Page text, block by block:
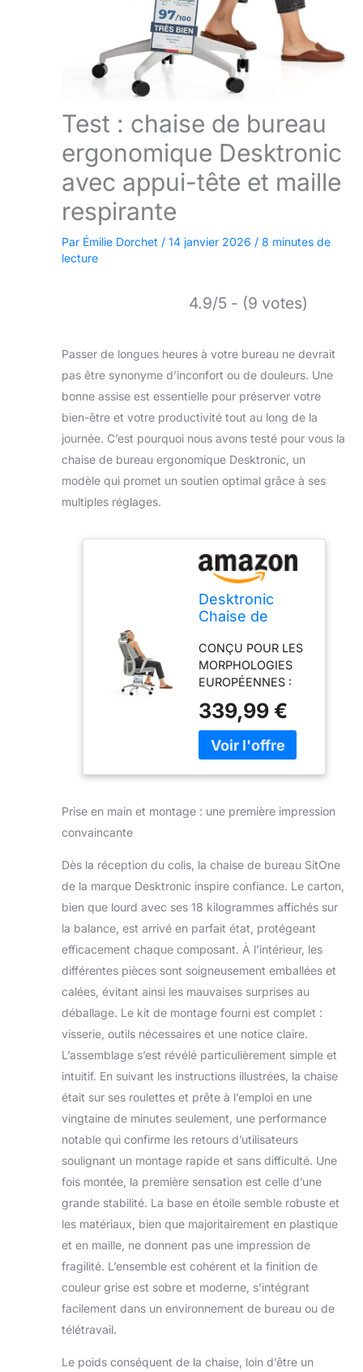
Test : chaise de bureau
ergonomique Desktronic
avec appui-tête et maille
respirante
Par Émilie Dorchet / 14 janvier 2026 / 8 minutes de
lecture
4.9/5 - (9 votes)
Passer de longues heures à votre bureau ne devrait
pas être synonyme d’inconfort ou de douleurs. Une
bonne assise est essentielle pour préserver votre
bien-être et votre productivité tout au long de la
journée. C’est pourquoi nous avons testé pour vous la
chaise de bureau ergonomique Desktronic, un
modèle qui promet un soutien optimal grâce à ses
multiples réglages.
Desktronic
Chaise de
Ergonomique
réglable Chaise
de Bureau avec
Appui-tête,
accoudoirs,
Support
Lombaire,
réglages de la
Respirante
CONÇU POUR LES
MORPHOLOGIES
EUROPÉENNES :
spécialement
conçue pour
répondre aux
de nombreux
Un confort qui
maintient votre
posture tout au
long de la journée.
OFFRE UNE ASSISE
SPACIEUSE ET
DOUCE : Le siège
ergonomique
soutient et répartit
uniformément la
pression, ce qui
soulage vos
jambes. AUCUNE
DOULEUR DURANT
LA JOURNÉE : le
design
ergonomique vous
maintient dans une
position naturelle,
exercée sur votre
dos et réduit le
risque de
problèmes
LAISSEZ VOTRE
DOS RESPIRER : le
une excellente
339,99 €
Prise en main et montage : une première impression
convaincante
Dès la réception du colis, la chaise de bureau SitOne
de la marque Desktronic inspire confiance. Le carton,
bien que lourd avec ses 18 kilogrammes affichés sur
la balance, est arrivé en parfait état, protégeant
efficacement chaque composant. À l’intérieur, les
différentes pièces sont soigneusement emballées et
calées, évitant ainsi les mauvaises surprises au
déballage. Le kit de montage fourni est complet :
visserie, outils nécessaires et une notice claire.
L’assemblage s’est révélé particulièrement simple et
intuitif. En suivant les instructions illustrées, la chaise
était sur ses roulettes et prête à l’emploi en une
vingtaine de minutes seulement, une performance
notable qui confirme les retours d’utilisateurs
soulignant un montage rapide et sans difficulté. Une
fois montée, la première sensation est celle d’une
grande stabilité. La base en étoile semble robuste et
les matériaux, bien que majoritairement en plastique
et en maille, ne donnent pas une impression de
fragilité. L’ensemble est cohérent et la finition de
couleur grise est sobre et moderne, s’intégrant
facilement dans un environnement de bureau ou de
télétravail.
Le poids conséquent de la chaise, loin d’être un